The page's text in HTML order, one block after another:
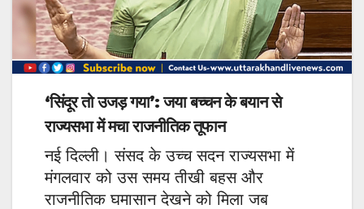
‘सिंदूर तो उजड़ गया’: जया बच्चन के बयान से
राज्यसभा में मचा राजनीतिक तूफान
नई दिल्ली। संसद के उच्च सदन राज्यसभा में
मंगलवार को उस समय तीखी बहस और
राजनीतिक घमासान देखने को मिला जब